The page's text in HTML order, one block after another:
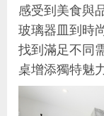
感受到美食與
玻璃器皿到時
找到滿足不同
桌增添獨特魅力